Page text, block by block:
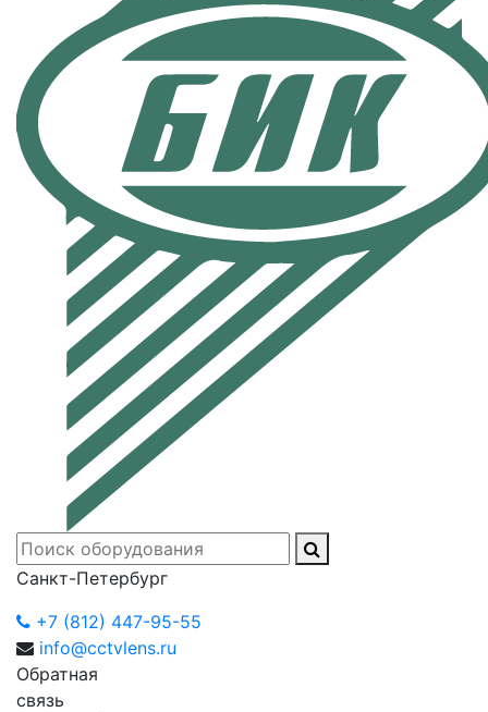
Санкт-Петербург
+7 (812) 447-95-55
info@cctvlens.ru
Обратная
связь